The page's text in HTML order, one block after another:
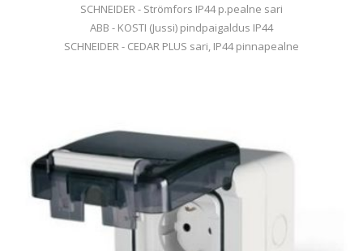
SCHNEIDER - Strömfors IP44 p.pealne sari
ABB - KOSTI (Jussi) pindpaigaldus IP44
SCHNEIDER - CEDAR PLUS sari, IP44 pinnapealne